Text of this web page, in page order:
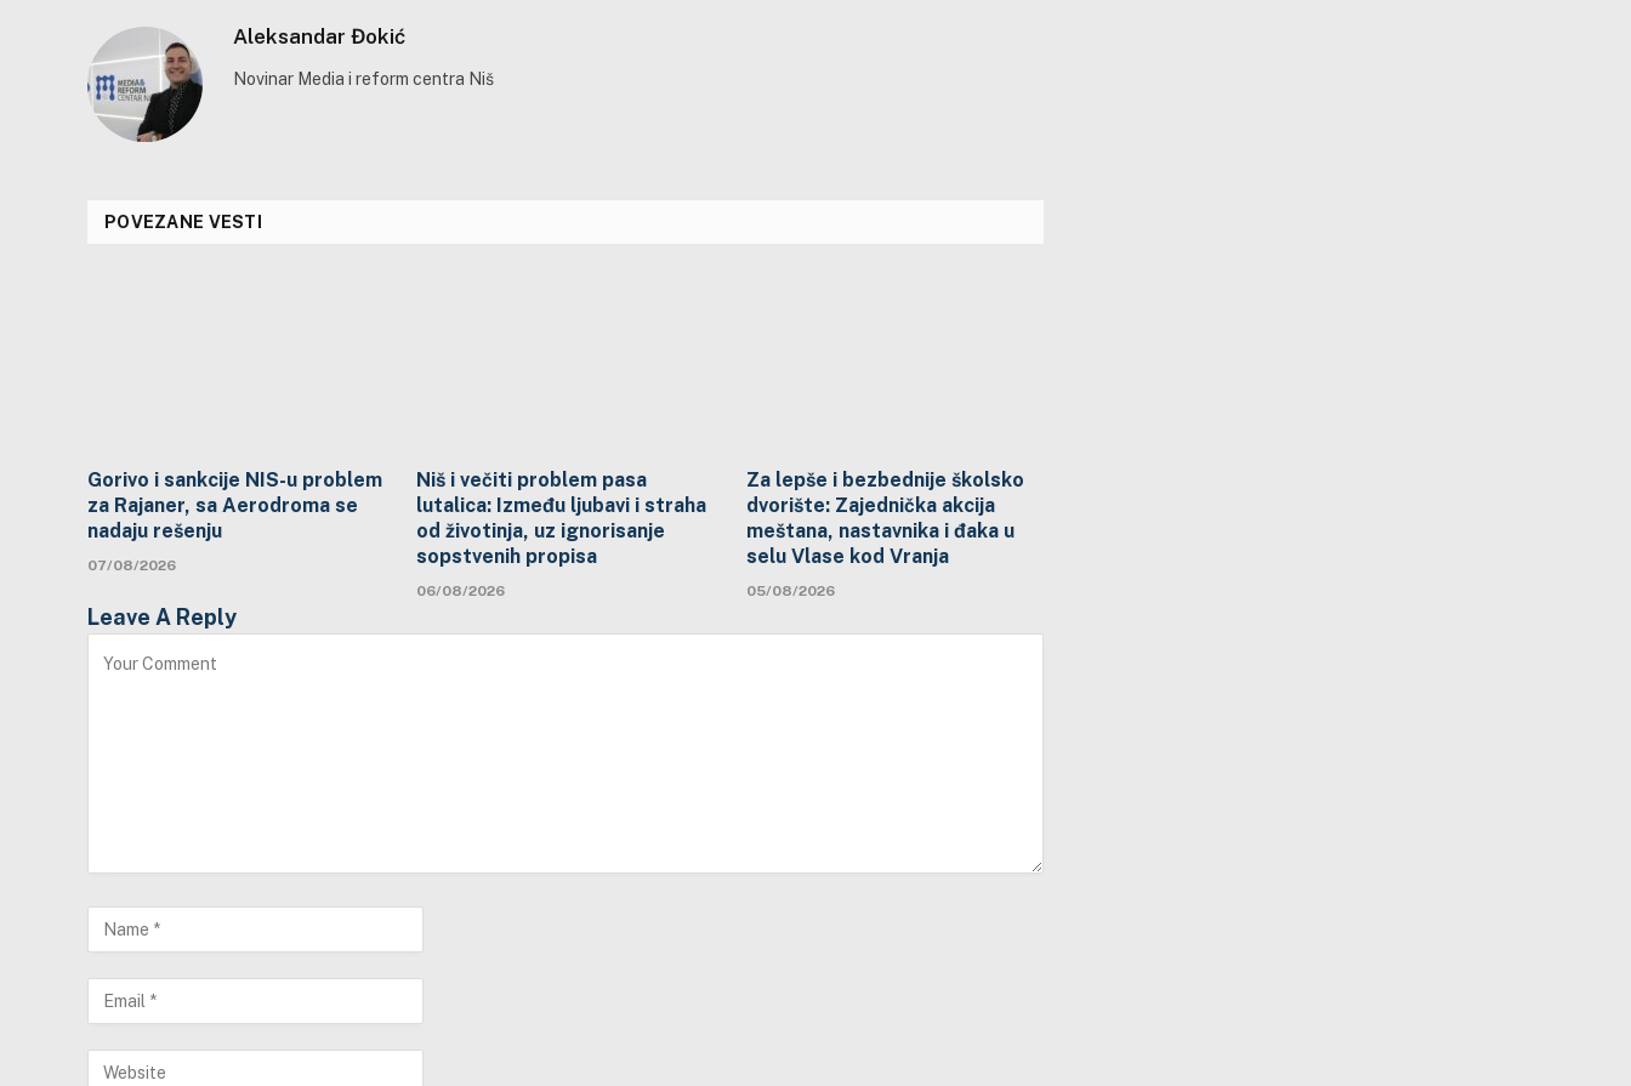
Aleksandar Đokić
Novinar Media i reform centra Niš
POVEZANE VESTI
Gorivo i sankcije NIS-u problem
za Rajaner, sa Aerodroma se
nadaju rešenju
07/08/2026
Niš i večiti problem pasa
lutalica: Između ljubavi i straha
od životinja, uz ignorisanje
sopstvenih propisa
06/08/2026
Za lepše i bezbednije školsko
dvorište: Zajednička akcija
meštana, nastavnika i đaka u
selu Vlase kod Vranja
05/08/2026
Leave A Reply